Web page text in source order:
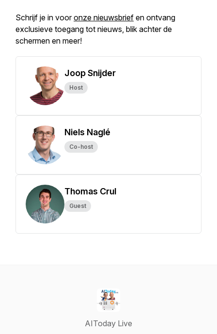
Schrijf je in vooronze nieuwsbrief en ontvang
exclusieve toegang tot nieuws, blik achter de
schermen en meer!
Joop Snijder
Host
Niels Naglé
Co-host
Thomas Crul
Guest
AIToday Live